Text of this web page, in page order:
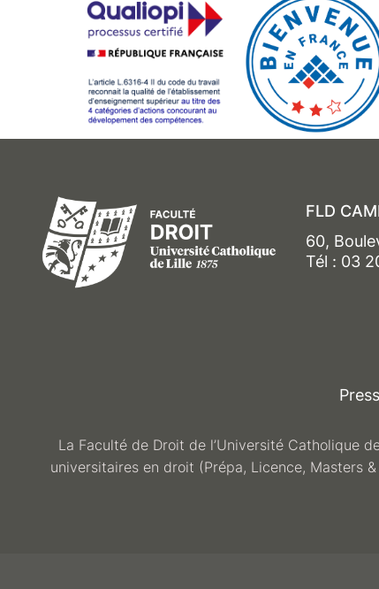
FLD
60,
Tél : 03
La Faculté de Droit de l’Université Catholique
universitaires en droit (Prépa, Licence, Masters